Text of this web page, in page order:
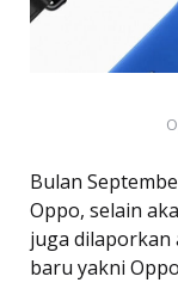
Bulan
Oppo, selain
juga dilaporkan
baru yakni